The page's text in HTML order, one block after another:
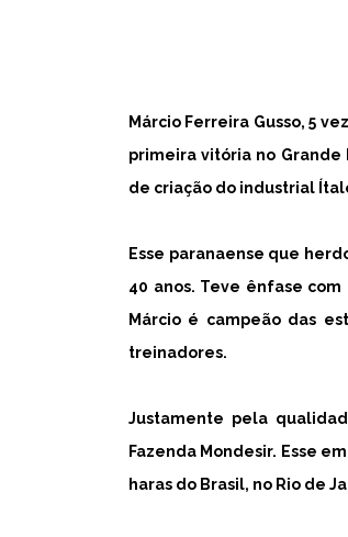
Márcio Ferreira Gusso, 5
primeira vitória no Grande
de criação do industrial
Esse paranaense que
40 anos. Teve ênfase
Márcio é campeão das
treinadores.
Justamente pela
Fazenda Mondesir. Esse
haras do Brasil, no Rio de